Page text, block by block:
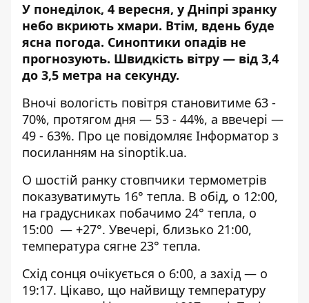
У понеділок, 4 вересня, у Дніпрі зранку
небо вкриють хмари. Втім, вдень буде
ясна погода. Синоптики опадів не
прогнозують. Швидкість вітру — від 3,4
до 3,5 метра на секунду.
Вночі вологість повітря становитиме 63 -
70%, протягом дня — 53 - 44%, а ввечері —
49 - 63%. Про це повідомляє Інформатор з
посиланням на sinoptik.ua.
О шостій ранку стовпчики термометрів
показуватимуть 16° тепла. В обід, о 12:00,
на градусниках побачимо 24° тепла, о
15:00 — +27°. Увечері, близько 21:00,
температура сягне 23° тепла.
Схід сонця очікується о 6:00, а захід — о
19:17. Цікаво, що найвищу температуру